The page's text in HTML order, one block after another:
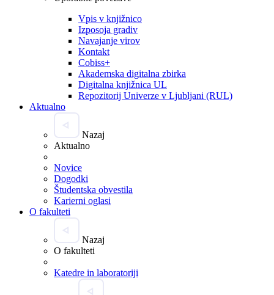
Vpis v knjižnico
Izposoja gradiv
Navajanje virov
Kontakt
Cobiss+
Akademska digitalna zbirka
Digitalna knjižnica UL
Repozitorij Univerze v Ljubljani (RUL)
Aktualno
Nazaj
Aktualno
Novice
Dogodki
Študentska obvestila
Karierni oglasi
O fakulteti
Nazaj
O fakulteti
Katedre in laboratoriji